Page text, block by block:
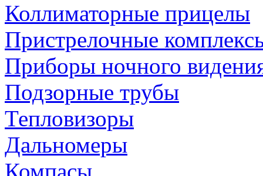
Коллиматорные прицелы
Пристрелочные
Приборы ночного
Подзорные трубы
Тепловизоры
Дальномеры